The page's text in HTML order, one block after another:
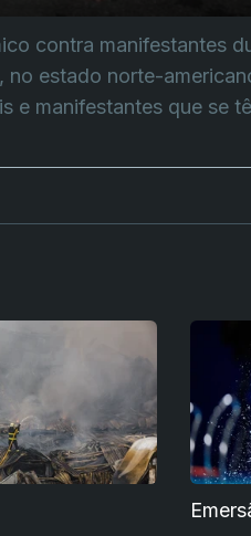
contra manifestantes
estado norte-
e manifestantes que se